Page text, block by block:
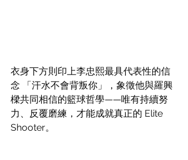
衣身下方則印上李忠熙最具代表性的信
念 「汗水不會背叛你」，象徵他與羅興
樑共同相信的籃球哲學——唯有持續努
力、反覆磨練，才能成就真正的 Elite
Shooter。